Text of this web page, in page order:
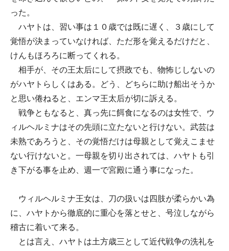
った。
ハヤトは、習い事は１０歳では既に遅く、３歳にして
覚悟が決まっていなければ、ただ形を覚えるだけだと、
けんもほろろに断ってくれる。
相手が、その王太后にして摂政でも、物怖じしないの
がハヤトらしくはある。どう、どちらに助け船出そうか
と思い倦ねると、エンマ王太后が切に訴える。
戦争ともなると、真っ先に餌食になるのは女性で、ウ
ィルヘルミナはその先頭に立たないと行けない。武芸は
未熟であろうと、その覚悟だけは母親として覚えこませ
ない行けないと。一母親を切り出されては、ハヤトも引
き下がる事を止め、週一で宮殿に通う事になった。
ウィルヘルミナ王女は、刀の扱いは四肢が柔らかい為
に、ハヤトから徹底的に重心を落とせと、号泣しながら
稽古に着いて来る。
とは言え、ハヤトは土方歳三として近代戦争の洗礼を